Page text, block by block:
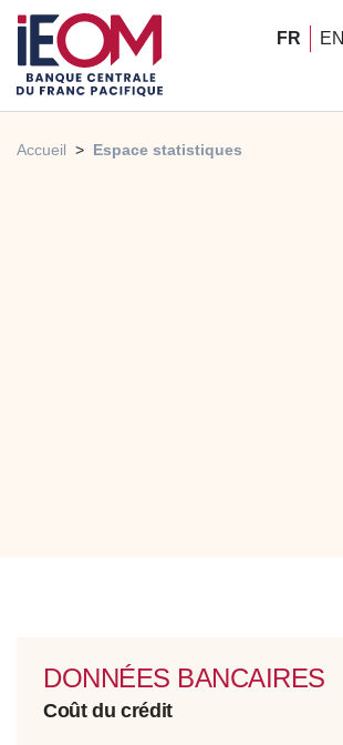
FR EN
Accueil Espace statistiques
DONNÉES BANCAIRES
Coût du crédit